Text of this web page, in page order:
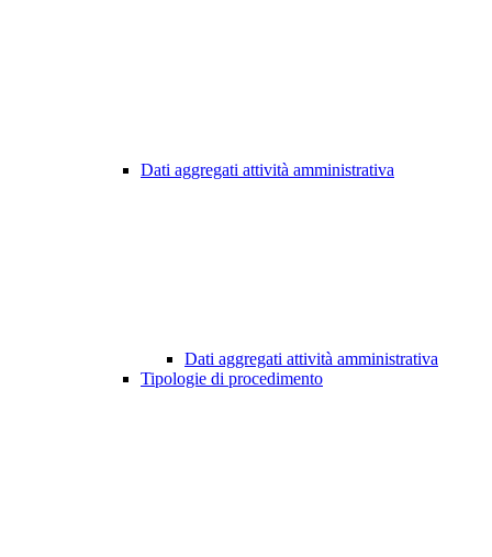
Dati aggregati attività amministrativa
Dati aggregati attività amministrativa
Tipologie di procedimento